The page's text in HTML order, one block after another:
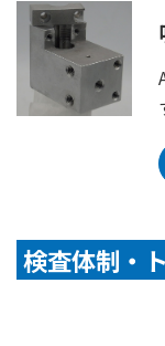
検査体制・